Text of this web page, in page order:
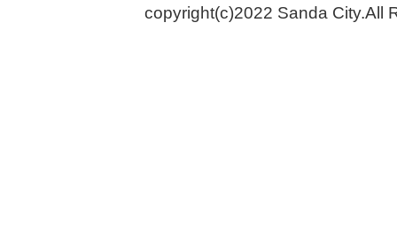
copyright(c)2022 Sanda City.All